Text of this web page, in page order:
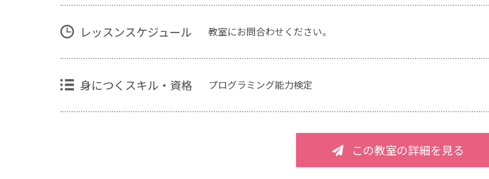
レッスンスケジュール 教室にお問合わせください。
身につくスキル・資格 プログラミング能力検定
この教室の詳細を見る